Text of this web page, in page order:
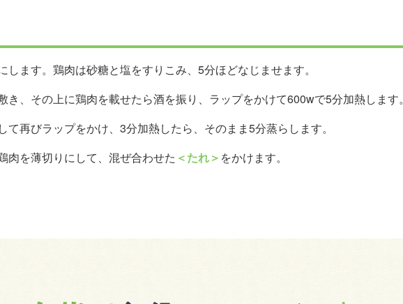
します。鶏肉は砂糖と塩をすりこみ、5分ほどなじませます。
き、その上に鶏肉を載せたら酒を振り、ラップをかけて600wで5分加熱します。
て再びラップをかけ、3分加熱したら、そのまま5分蒸らします。
肉を薄切りにして、混ぜ合わせた ＜たれ＞ をかけます。